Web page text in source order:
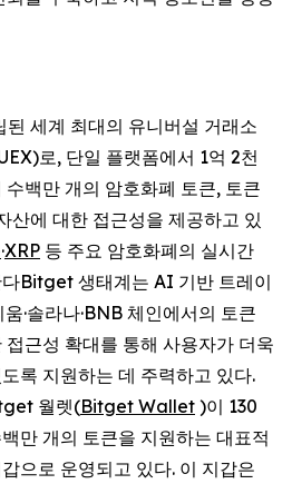
된 세계 최대의 유니버설 거래소
로, 단일 플랫폼에서 1억 2천
백만 개의 암호화폐 토큰, 토큰
산에 대한 접근성을 제공하고 있
·XRP 등 주요 암호화폐의 실시간
Bitget 생태계는 AI 기반 트레이
·솔라나·BNB 체인에서의 토큰
근성 확대를 통해 사용자가 더욱
록 지원하는 데 주력하고 있다.
월렛(Bitget Wallet )이 130
만 개의 토큰을 지원하는 대표적
으로 운영되고 있다. 이 지갑은